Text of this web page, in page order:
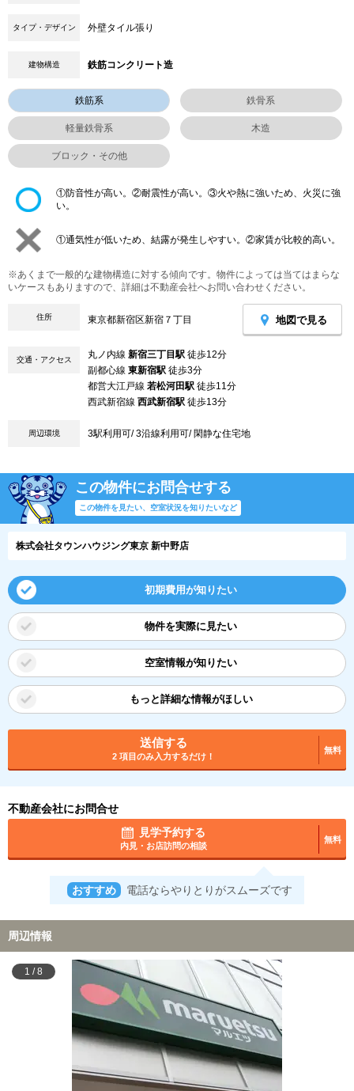
タイプ・デザイン 外壁タイル張り
建物構造 鉄筋コンクリート造
鉄筋系 鉄骨系
軽量鉄骨系 木造
ブロック・その他
①防音性が高い。②耐震性が高い。③火や熱に強いため、火災に強
い。
①通気性が低いため、結露が発生しやすい。②家賃が比較的高い。
※あくまで一般的な建物構造に対する傾向です。物件によっては当てはまらな
いケースもありますので、詳細は不動産会社へお問い合わせください。
住所 東京都新宿区新宿７丁目 地図で見る
交通・アクセス 丸ノ内線 新宿三丁目駅 徒歩12分
副都心線 東新宿駅 徒歩3分
都営大江戸線 若松河田駅 徒歩11分
西武新宿線 西武新宿駅 徒歩13分
周辺環境 3駅利用可/ 3沿線利用可/ 閑静な住宅地
この物件にお問合せする
この物件を見たい、空室状況を知りたいなど
株式会社タウンハウジング東京 新中野店
初期費用が知りたい
物件を実際に見たい
空室情報が知りたい
もっと詳細な情報がほしい
送信する
2 項目のみ入力するだけ！
無料
不動産会社にお問合せ
見学予約する
内見・お店訪問の相談
無料
おすすめ 電話ならやりとりがスムーズです
周辺情報
1 /8